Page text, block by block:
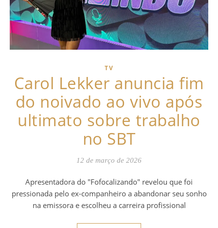
TV
Carol Lekker anuncia fim
do noivado ao vivo após
ultimato sobre trabalho
no SBT
12 de março de 2026
Apresentadora do "Fofocalizando" revelou que foi
pressionada pelo ex-companheiro a abandonar seu sonho
na emissora e escolheu a carreira profissional